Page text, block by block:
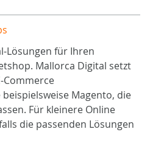
Lösungen für Ihren
Mallorca Digital setzt
Commerce
Magento, die
Für kleinere Online
die passenden Lösungen